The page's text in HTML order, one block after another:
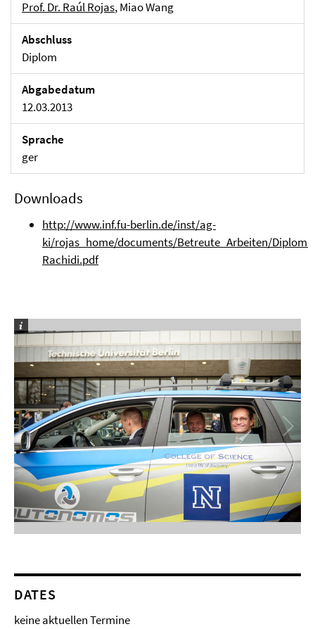
Prof. Dr. Raúl Rojas, Miao Wang
Abschluss
Diplom
Abgabedatum
12.03.2013
Sprache
ger
Downloads
http://www.inf.fu-berlin.de/inst/ag-
ki/rojas_home/documents/Betreute_Arbeiten/
Rachidi.pdf
DATES
keine aktuellen Termine